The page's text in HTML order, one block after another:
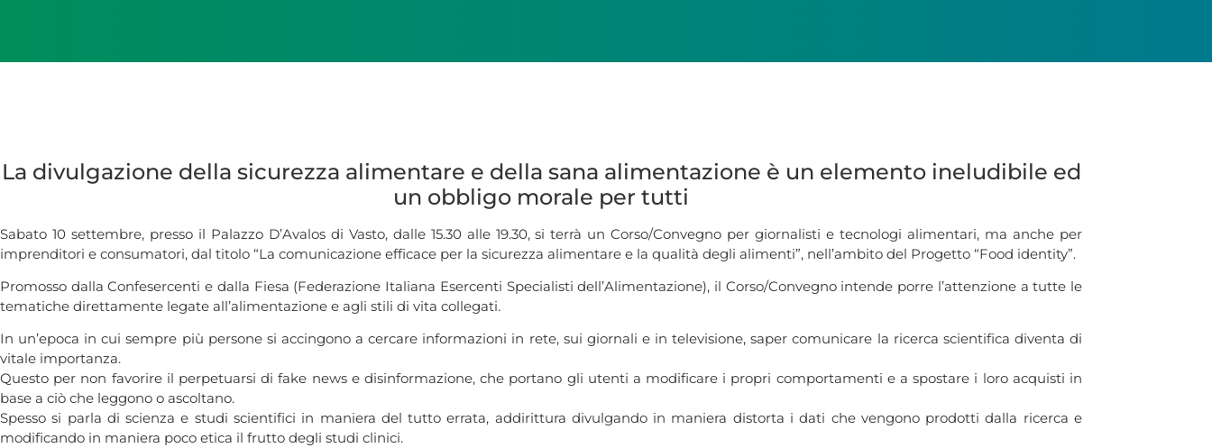
La divulgazione della sicurezza alimentare e della sana alimentazione è un elemento ineludibile ed
un obbligo morale per tutti
Sabato 10 settembre, presso il Palazzo D’Avalos di Vasto, dalle 15.30 alle 19.30, si terrà un Corso/Convegno per giornalisti e tecnologi alimentari, ma anche per
imprenditori e consumatori, dal titolo “La comunicazione efficace per la sicurezza alimentare e la qualità degli alimenti”, nell’ambito del Progetto “Food identity”.
Promosso dalla Confesercenti e dalla Fiesa (Federazione Italiana Esercenti Specialisti dell’Alimentazione), il Corso/Convegno intende porre l’attenzione a tutte le
tematiche direttamente legate all’alimentazione e agli stili di vita collegati.
In un’epoca in cui sempre più persone si accingono a cercare informazioni in rete, sui giornali e in televisione, saper comunicare la ricerca scientifica diventa di
vitale importanza.
Questo per non favorire il perpetuarsi di fake news e disinformazione, che portano gli utenti a modificare i propri comportamenti e a spostare i loro acquisti in
base a ciò che leggono o ascoltano.
Spesso si parla di scienza e studi scientifici in maniera del tutto errata, addirittura divulgando in maniera distorta i dati che vengono prodotti dalla ricerca e
modificando in maniera poco etica il frutto degli studi clinici.